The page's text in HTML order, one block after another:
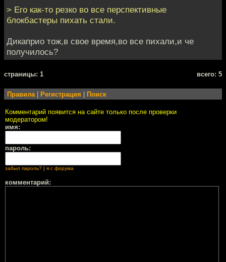
> Его как-то резко во все перспективные
блокбастеры пихать стали.
Дикаприо тож,в свое время,во все пихали,и че
получилось?
cтраницы: 1 всего: 5
Правила| Регистрация Поиск
Комментарий появится на сайте только после проверки
модератором!
имя:
пароль:
забыл пароль? | я с форума
комментарий: